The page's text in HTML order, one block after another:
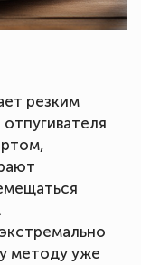
резким
методу уже